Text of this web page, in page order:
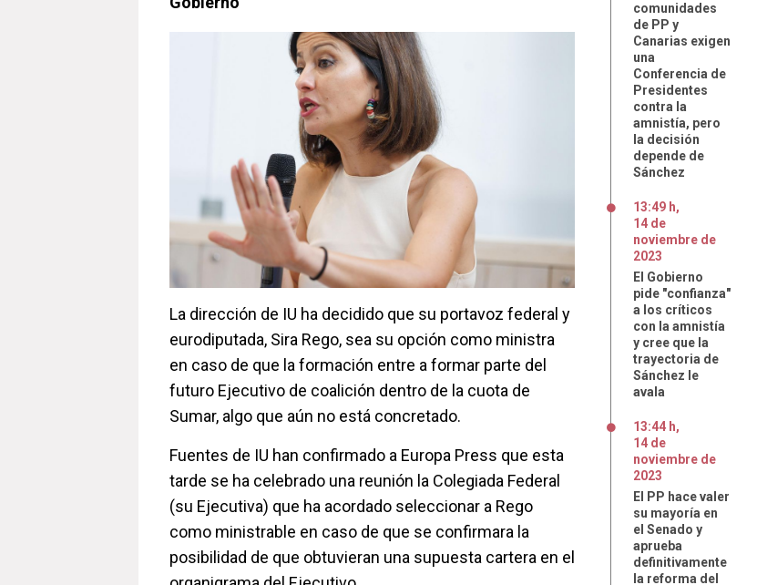
La dirección de IU ha decidido que su portavoz federal y
eurodiputada, Sira Rego, sea su opción como ministra
en caso de que la formación entre a formar parte del
futuro Ejecutivo de coalición dentro de la cuota de
Sumar, algo que aún no está concretado.
Fuentes de IU han confirmado a Europa Press que esta
tarde se ha celebrado una reunión la Colegiada Federal
(su Ejecutiva) que ha acordado seleccionar a Rego
como ministrable en caso de que se confirmara la
posibilidad de que obtuvieran una supuesta cartera en el
comunidades
de PP y
Canarias exigen
una
Conferencia de
Presidentes
contra la
amnistía, pero
la decisión
depende de
Sánchez
13:49 h,
14 de
noviembre de
2023
El Gobierno
pide "confianza"
a los críticos
con la amnistía
y cree que la
trayectoria de
Sánchez le
avala
13:44 h,
14 de
noviembre de
2023
El PP hace valer
su mayoría en
el Senado y
aprueba
definitivamente
la reforma del